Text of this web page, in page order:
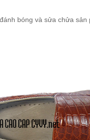
bóng và sửa chửa